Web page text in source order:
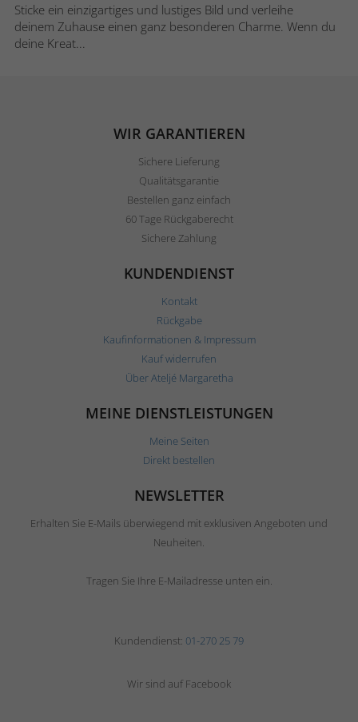
Sticke ein einzigartiges und lustiges Bild und verleihe
deinem Zuhause einen ganz besonderen Charme. Wenn du
deine Kreat...
WIR GARANTIEREN
Sichere Lieferung
Qualitätsgarantie
Bestellen ganz einfach
60 Tage Rückgaberecht
Sichere Zahlung
KUNDENDIENST
Kontakt
Rückgabe
Kaufinformationen & Impressum
Kauf widerrufen
Über Ateljé Margaretha
MEINE DIENSTLEISTUNGEN
Meine Seiten
Direkt bestellen
NEWSLETTER
Erhalten Sie E-Mails überwiegend mit exklusiven Angeboten und
Neuheiten.
Tragen Sie Ihre E-Mailadresse unten ein.
Kundendienst: 01-270 25 79
Wir sind auf Facebook